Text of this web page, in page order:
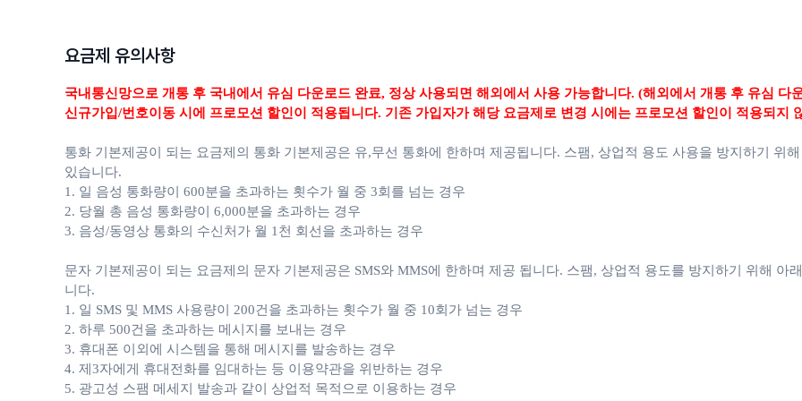
요금제 유의사항
국내통신망으로 개통 후 국내에서 유심 다운로드 완료, 정상 사용되면 해외에서 사용 가능합니다. (해외에서 개통 후 유심 다
신규가입/번호이동 시에 프로모션 할인이 적용됩니다. 기존 가입자가 해당 요금제로 변경 시에는 프로모션 할인이 적용되지
통화 기본제공이 되는 요금제의 통화 기본제공은 유,무선 통화에 한하며 제공됩니다. 스팸, 상업적 용도 사용을 방지하기 위
있습니다.
1. 일 음성 통화량이 600분을 초과하는 횟수가 월 중 3회를 넘는 경우
2. 당월 총 음성 통화량이 6,000분을 초과하는 경우
3. 음성/동영상 통화의 수신처가 월 1천 회선을 초과하는 경우
문자 기본제공이 되는 요금제의 문자 기본제공은 SMS와 MMS에 한하며 제공 됩니다. 스팸, 상업적 용도를 방지하기 위해 아
니다.
1. 일 SMS 및 MMS 사용량이 200건을 초과하는 횟수가 월 중 10회가 넘는 경우
2. 하루 500건을 초과하는 메시지를 보내는 경우
3. 휴대폰 이외에 시스템을 통해 메시지를 발송하는 경우
4. 제3자에게 휴대전화를 임대하는 등 이용약관을 위반하는 경우
5. 광고성 스팸 메세지 발송과 같이 상업적 목적으로 이용하는 경우